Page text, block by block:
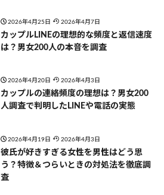
2026年4月25日 2026年4月7日
カップルLINEの理想的な頻度と返信速度
は？男女200人の本音を調査
2026年4月20日 2026年4月3日
カップルの連絡頻度の理想は？男女200
人調査で判明したLINEや電話の実態
2026年4月19日 2026年4月3日
彼氏が好きすぎる女性を男性はどう思
う？特徴＆つらいときの対処法を徹底調
査